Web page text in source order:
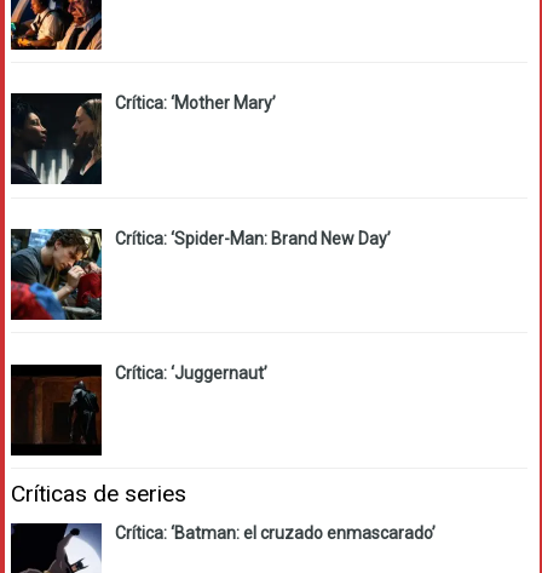
Crítica: ‘Mother Mary’
Crítica: ‘Spider-Man: Brand New Day’
Crítica: ‘Juggernaut’
Críticas de series
Crítica: ‘Batman: el cruzado enmascarado’